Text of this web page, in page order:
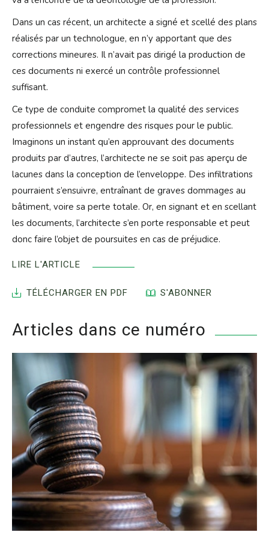
Dans un cas récent, un architecte a signé et scellé des plans
réalisés par un technologue, en n’y apportant que des
corrections mineures. Il n’avait pas dirigé la production de
ces documents ni exercé un contrôle professionnel
suffisant.
Ce type de conduite compromet la qualité des services
professionnels et engendre des risques pour le public.
Imaginons un instant qu’en approuvant des documents
produits par d’autres, l’architecte ne se soit pas aperçu de
lacunes dans la conception de l’enveloppe. Des infiltrations
pourraient s’ensuivre, entraînant de graves dommages au
bâtiment, voire sa perte totale. Or, en signant et en scellant
les documents, l’architecte s’en porte responsable et peut
donc faire l’objet de poursuites en cas de préjudice.
LIRE L'ARTICLE
TÉLÉCHARGER EN PDF S'ABONNER
Articles dans ce numéro